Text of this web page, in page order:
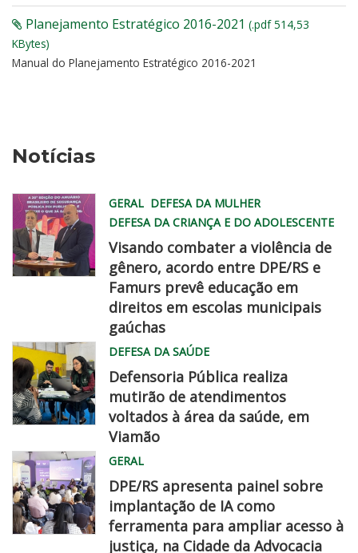
Planejamento Estratégico 2016-2021 (.pdf 514,53
KBytes)
Manual do Planejamento Estratégico 2016-2021
Notícias
chegadisso
GERAL DEFESA DA MULHER
DEFESA DA CRIANÇA E DO ADOLESCENTE
Visando combater a violência de
gênero, acordo entre DPE/RS e
Famurs prevê educação em
direitos em escolas municipais
gaúchas
Equipe
da
Defensoria
realiza
atendimento.
DEFESA DA SAÚDE
Defensoria Pública realiza
mutirão de atendimentos
voltados à área da saúde, em
Viamão
GERAL
DPE/RS apresenta painel sobre
implantação de IA como
ferramenta para ampliar acesso à
justiça, na Cidade da Advocacia